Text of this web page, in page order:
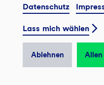
Kontakt
Newsletter
GLS Bank Magazin
Finanzieren
Investieren
Filiale finden
Presse
Karriere
© 2026 GLS
Vertrag
Datenschutz
Lass mich wählen
Ablehnen Allen